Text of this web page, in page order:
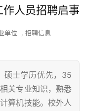
作人员招聘启事
单位 , 招聘信息
硕士学历优先，35
关专业知识，熟悉
算机技能。校外人